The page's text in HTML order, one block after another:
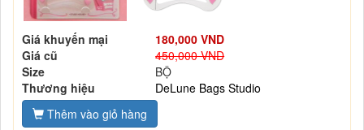
Giá khuyến mại
180,000 VND
Giá cũ
450,000 VND
Size
BỘ
Thương hiệu
DeLune Bags Studio
Thêm vào giỏ hàng